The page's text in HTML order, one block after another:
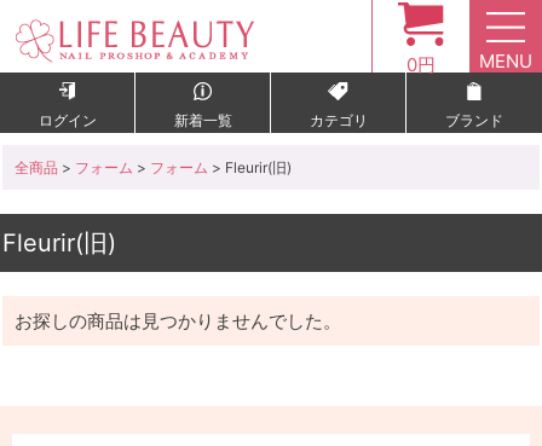
0円 MENU
ログイン 新着一覧 カテゴリ ブランド
全商品 > フォーム > フォーム > Fleurir(旧)
Fleurir(旧)
お探しの商品は見つかりませんでした。